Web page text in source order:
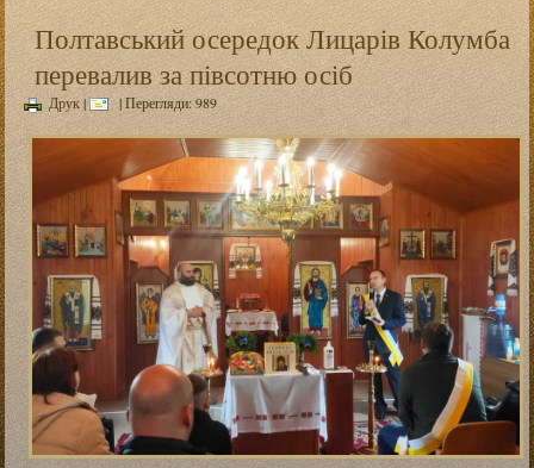
Полтавський осередок Лицарів Колумба
перевалив за півсотню осіб
Друк| | Перегляди: 989